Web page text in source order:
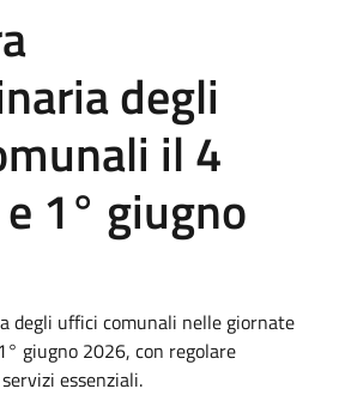
degli
il 4
1° giugno
degli uffici comunali nelle giornate
giugno 2026, con regolare
essenziali.